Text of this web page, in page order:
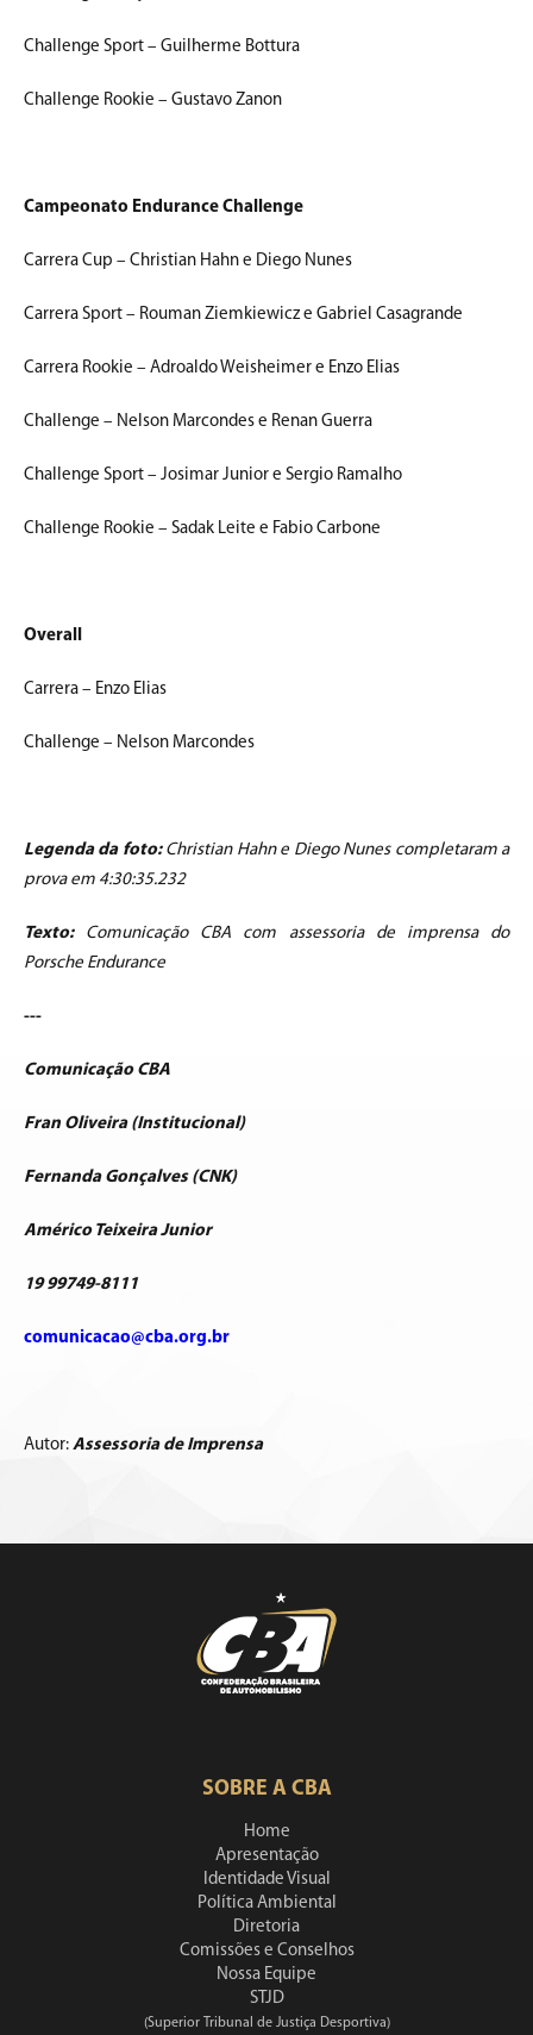
Challenge Sport – Guilherme Bottura
Challenge Rookie – Gustavo Zanon
Campeonato Endurance Challenge
Carrera Cup – Christian Hahn e Diego Nunes
Carrera Sport – Rouman Ziemkiewicz e Gabriel Casagrande
Carrera Rookie – Adroaldo Weisheimer e Enzo Elias
Challenge – Nelson Marcondes e Renan Guerra
Challenge Sport – Josimar Junior e Sergio Ramalho
Challenge Rookie – Sadak Leite e Fabio Carbone
Overall
Carrera – Enzo Elias
Challenge – Nelson Marcondes
Legenda da foto:Christian Hahn e Diego Nunes completaram a
prova em 4:30:35.232
Texto: Comunicação CBA com assessoria de imprensa do
Porsche Endurance
---
Comunicação CBA
Fran Oliveira (Institucional)
Fernanda Gonçalves (CNK)
Américo Teixeira Junior
19 99749-8111
comunicacao@cba.org.br
Autor: Assessoria de Imprensa
SOBRE A CBA
Home
Apresentação
Identidade Visual
Política Ambiental
Diretoria
Comissões e Conselhos
Nossa Equipe
STJD
(Superior Tribunal de Justiça Desportiva)